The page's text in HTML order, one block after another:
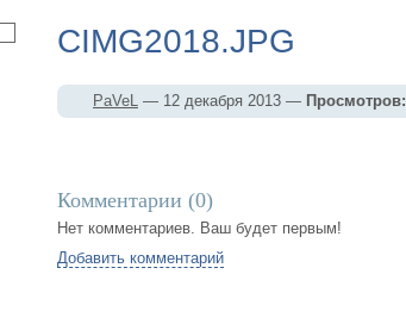
CIMG2018.JPG
PaVeL — 12 декабря 2013 — Просмотров:
Комментарии (0)
Нет комментариев. Ваш будет первым!
Добавить комментарий